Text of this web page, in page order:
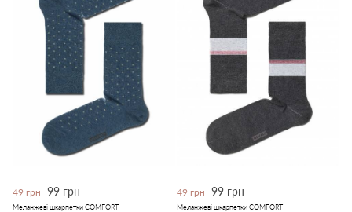
49 грн 99 грн
Меланжеві шкарпетки COMFORT
49 грн 99 грн
Меланжеві шкарпетки COMFORT